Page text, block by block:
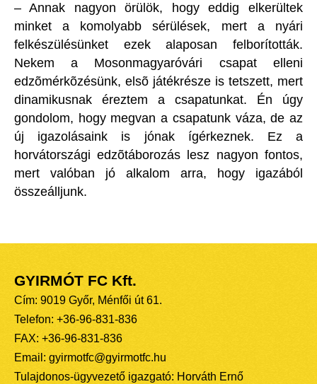
– Annak nagyon örülök, hogy eddig elkerültek
minket a komolyabb sérülések, mert a nyári
felkészülésünket ezek alaposan felborították.
Nekem a Mosonmagyaróvári csapat elleni
edzõmérkõzésünk, elsõ játékrésze is tetszett, mert
dinamikusnak éreztem a csapatunkat. Én úgy
gondolom, hogy megvan a csapatunk váza, de az
új igazolásaink is jónak ígérkeznek. Ez a
horvátországi edzõtáborozás lesz nagyon fontos,
mert valóban jó alkalom arra, hogy igazából
összeálljunk.
GYIRMÓT FC Kft.
Cím: 9019 Győr, Ménfői út 61.
Telefon: +36-96-831-836
FAX: +36-96-831-836
Email: gyirmotfc@gyirmotfc.hu
Tulajdonos-ügyvezető igazgató: Horváth Ernő